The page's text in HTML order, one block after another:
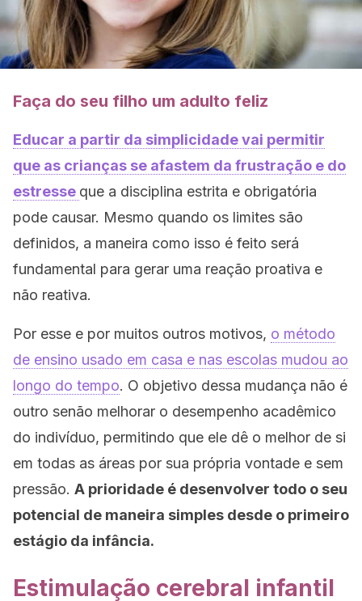
Faça do seu filho um adulto feliz
Educar a partir da simplicidade vai permitir
que as crianças se afastem da frustração e do
estresse que a disciplina estrita e obrigatória
pode causar. Mesmo quando os limites são
definidos, a maneira como isso é feito será
fundamental para gerar uma reação proativa e
não reativa.
Por esse e por muitos outros motivos, o método
de ensino usado em casa e nas escolas mudou ao
longo do tempo. O objetivo dessa mudança não é
outro senão melhorar o desempenho acadêmico
do indivíduo, permitindo que ele dê o melhor de si
em todas as áreas por sua própria vontade e sem
pressão. A prioridade é desenvolver todo o seu
potencial de maneira simples desde o primeiro
estágio da infância.
Estimulação cerebral infantil